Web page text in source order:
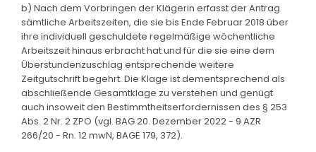
b) Nach dem Vorbringen der Klägerin erfasst der Antrag
sämtliche Arbeitszeiten, die sie bis Ende Februar 2018 über
ihre individuell geschuldete regelmäßige wöchentliche
Arbeitszeit hinaus erbracht hat und für die sie eine dem
Überstundenzuschlag entsprechende weitere
Zeitgutschrift begehrt. Die Klage ist dementsprechend als
abschließende Gesamtklage zu verstehen und genügt
auch insoweit den Bestimmtheitserfordernissen des § 253
Abs. 2 Nr. 2 ZPO (vgl. BAG 20. Dezember 2022 - 9 AZR
266/20 - Rn. 12 mwN, BAGE 179, 372).